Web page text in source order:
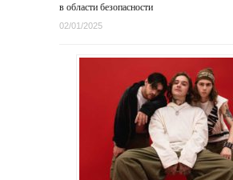
в области безопасности
02/01/2025